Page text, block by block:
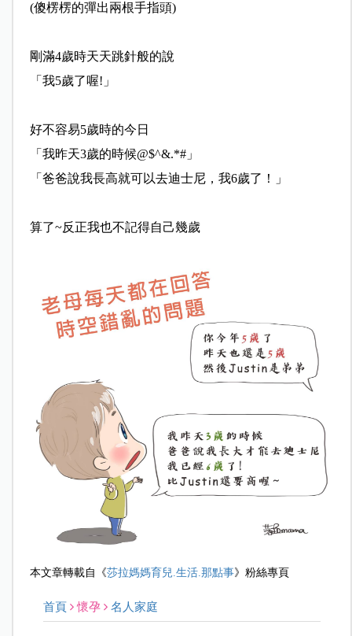
(傻楞楞的彈出兩根手指頭)
剛滿4歲時天天跳針般的說
「我5歲了喔!」
好不容易5歲時的今日
「我昨天3歲的時候@$^&.*#」
「爸爸說我長高就可以去迪士尼，我6歲了！」
算了~反正我也不記得自己幾歲
本文章轉載自《莎拉媽媽育兒.生活.那點事》粉絲專頁
首頁 懷孕 名人家庭